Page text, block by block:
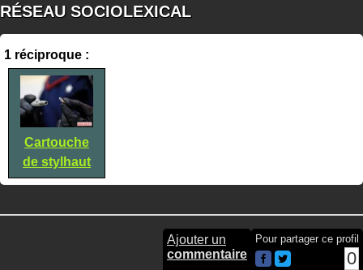
RÉSEAU SOCIOLEXICAL
1 réciproque :
Cartouche
de stylhaut
Ajouter un
commentaire
Pour partager ce profil
0